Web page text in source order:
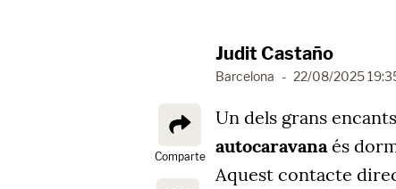
Judit Castaño
Barcelona - 22/08/2025
Comparte
Un dels grans
autocaravanaés
Aquest contacte